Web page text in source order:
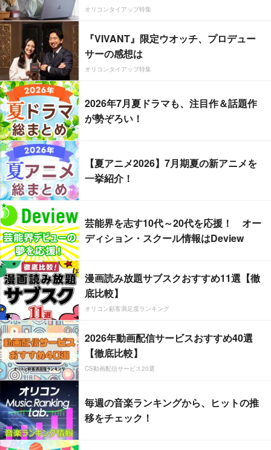
オリコンタイアップ特集
『VIVANT』限定ウオッチ、プロデュー
サーの感想は
オリコンタイアップ特集
2026年7月夏ドラマも、注目作＆話題作
が勢ぞろい！
【夏アニメ2026】7月期夏の新アニメを
一挙紹介！
芸能界を志す10代～20代を応援！ オー
ディション・スクール情報はDeview
漫画読み放題サブスクおすすめ11選【徹
底比較】
オリコン顧客満足度ランキング
2026年動画配信サービスおすすめ40選
【徹底比較】
CS動画配信サービス20選
毎週の音楽ランキングから、ヒットの推
移をチェック！